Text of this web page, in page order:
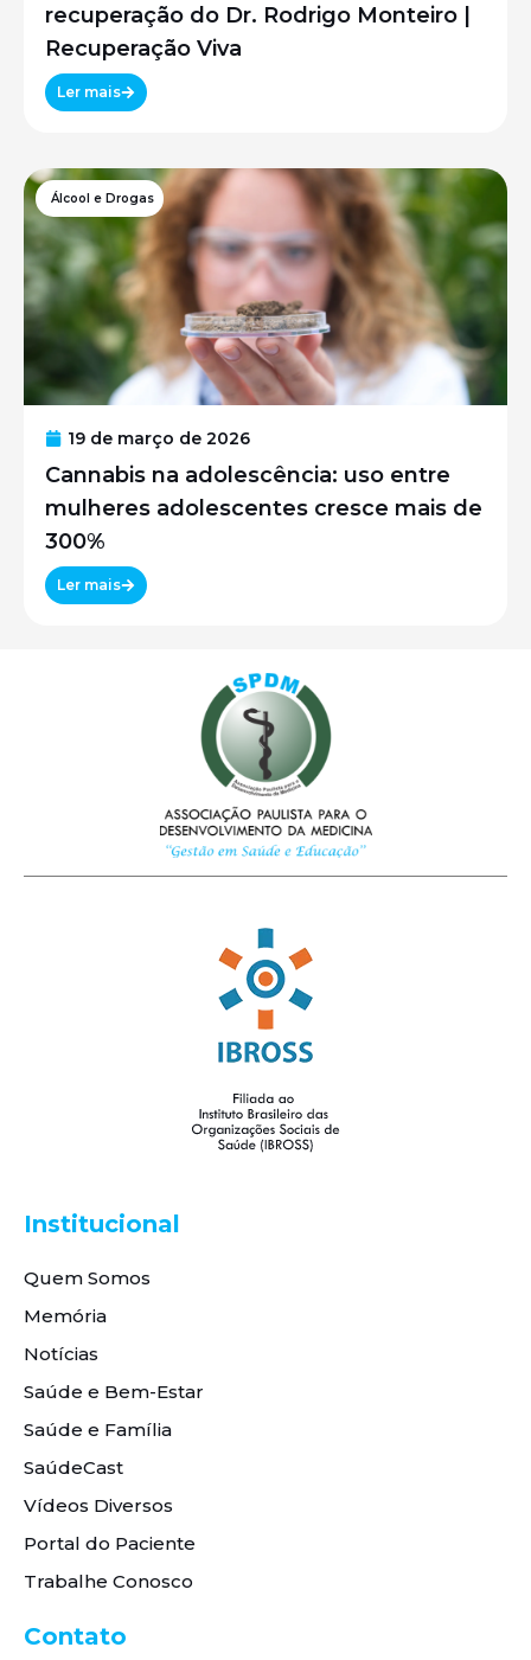
recuperação do Dr. Rodrigo Monteiro |
Recuperação Viva
Ler mais
Álcool e Drogas
19 de março de 2026
Cannabis na adolescência: uso entre
mulheres adolescentes cresce mais de
300%
Ler mais
Institucional
Quem Somos
Memória
Notícias
Saúde e Bem-Estar
Saúde e Família
SaúdeCast
Vídeos Diversos
Portal do Paciente
Trabalhe Conosco
Contato